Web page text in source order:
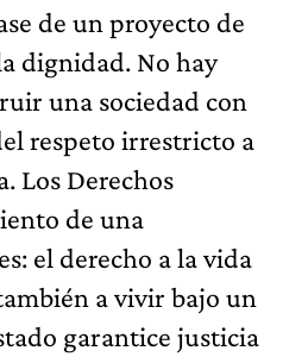
de un proyecto de
dignidad. No hay
una sociedad con
respeto irrestricto a
Los Derechos
de una
el derecho a la vida
a vivir bajo un
garantice justicia